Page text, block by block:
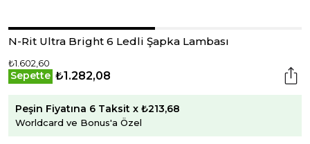
N-Rit Ultra Bright 6 Ledli Şapka Lambası
₺1.602,60
Sepette ₺1.282,08
Peşin Fiyatına 6 Taksit x ₺213,68
Worldcard ve Bonus'a Özel